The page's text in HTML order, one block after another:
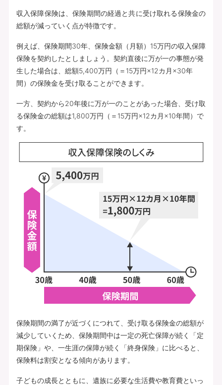
収入保障保険は、保険期間の経過と共に受け取れる保険金の
総額が減っていく点が特徴です。
例えば、保険期間30年、保険金額（月額）15万円の収入保障
保険を契約したとしましょう。契約直後に万が一の事態が発
生した場合は、総額5,400万円（＝15万円×12カ月×30年
間）の保険金を受け取ることができます。
一方、契約から20年後に万が一のことがあった場合、受け取
る保険金の総額は1,800万円（＝15万円×12カ月×10年間）で
す。
保険期間の満了が近づくにつれて、受け取る保険金の総額が
減少していくため、保険期間中は一定の死亡保障が続く「定
期保険」や、一生涯の保障が続く「終身保険」に比べると、
保険料は割安となる傾向があります。
子どもの成長とともに、遺族に必要な生活費や教育費といっ